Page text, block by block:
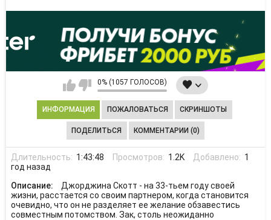
0% (1057 ГОЛОСОВ)
ИНФОРМАЦИЯ ПОЖАЛОВАТЬСЯ СКРИНШОТЫ
ПОДЕЛИТЬСЯ КОММЕНТАРИИ (0)
Длительность: 1:43:48 Просмотров: 1.2K Добавлено: 1
год назад
Описание:
Джорджина Скотт - на 33-тьем году своей
жизни, расстается со своим партнером, когда становится
очевидно, что он не разделяет ее желание обзавестись
совместным потомством. Зак, столь неожиданно